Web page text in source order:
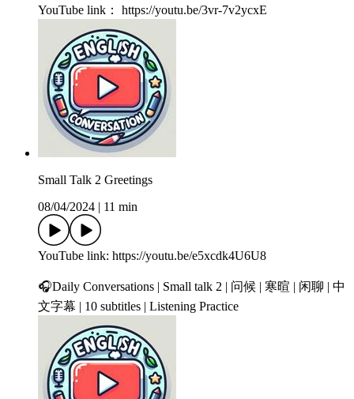
YouTube link： https://youtu.be/3vr-7v2ycxE
Small Talk 2 Greetings
08/04/2024
11 min
YouTube link: https://youtu.be/e5xcdk4U6U8
🎧Daily Conversations | Small talk 2 | 问候 | 寒暄 | 闲聊 | 中
文字幕 | 10 subtitles | Listening Practice